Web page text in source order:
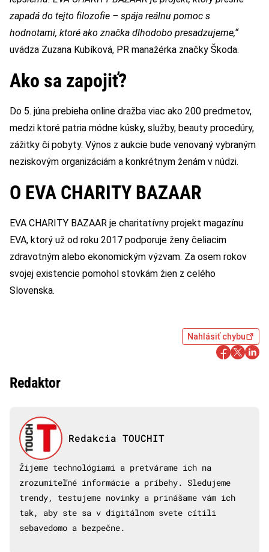
zapadá do tejto filozofie – spája reálnu pomoc s
hodnotami, ktoré ako značka dlhodobo presadzujeme,“
uvádza Zuzana Kubíková, PR manažérka značky Škoda.
Ako sa zapojiť?
Do 5. júna prebieha online dražba viac ako 200 predmetov,
medzi ktoré patria módne kúsky, služby, beauty procedúry,
zážitky či pobyty. Výnos z aukcie bude venovaný vybraným
neziskovým organizáciám a konkrétnym ženám v núdzi.
O EVA CHARITY BAZAAR
EVA CHARITY BAZAAR je charitatívny projekt magazínu
EVA, ktorý už od roku 2017 podporuje ženy čeliacim
zdravotným alebo ekonomickým výzvam. Za osem rokov
svojej existencie pomohol stovkám žien z celého
Slovenska.
Nahlásiť chybu
Redaktor
Redakcia TOUCHIT
Žijeme technológiami a pretvárame ich na
zrozumiteľné informácie a príbehy. Sledujeme
trendy, testujeme novinky a prinášame vám ich
tak, aby ste sa v digitálnom svete cítili
sebavedomo a bezpečne.